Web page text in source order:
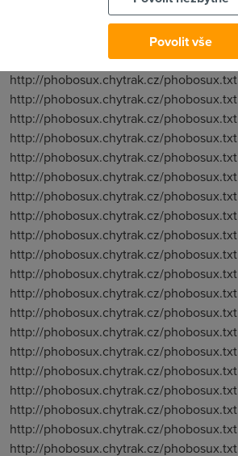
http://phobosux.chytrak.cz/phobosux.txt
http://phobosux.chytrak.cz/phobosux.txt
http://phobosux.chytrak.cz/phobosux.txt
http://phobosux.chytrak.cz/phobosux.txt
http://phobosux.chytrak.cz/phobosux.txt
http://phobosux.chytrak.cz/phobosux.txt
http://phobosux.chytrak.cz/phobosux.txt
http://phobosux.chytrak.cz/phobosux.txt
http://phobosux.chytrak.cz/phobosux.txt
http://phobosux.chytrak.cz/phobosux.txt
http://phobosux.chytrak.cz/phobosux.txt
http://phobosux.chytrak.cz/phobosux.txt
http://phobosux.chytrak.cz/phobosux.txt
http://phobosux.chytrak.cz/phobosux.txt
http://phobosux.chytrak.cz/phobosux.txt
http://phobosux.chytrak.cz/phobosux.txt
http://phobosux.chytrak.cz/phobosux.txt
http://phobosux.chytrak.cz/phobosux.txt
http://phobosux.chytrak.cz/phobosux.txt
http://phobosux.chytrak.cz/phobosux.txt
http://phobosux.chytrak.cz/phobosux.txt
http://phobosux.chytrak.cz/phobosux.txt
http://phobosux.chytrak.cz/phobosux.txt
Povolit vše